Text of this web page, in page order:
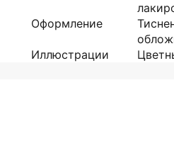
Оформление
Иллюстрации